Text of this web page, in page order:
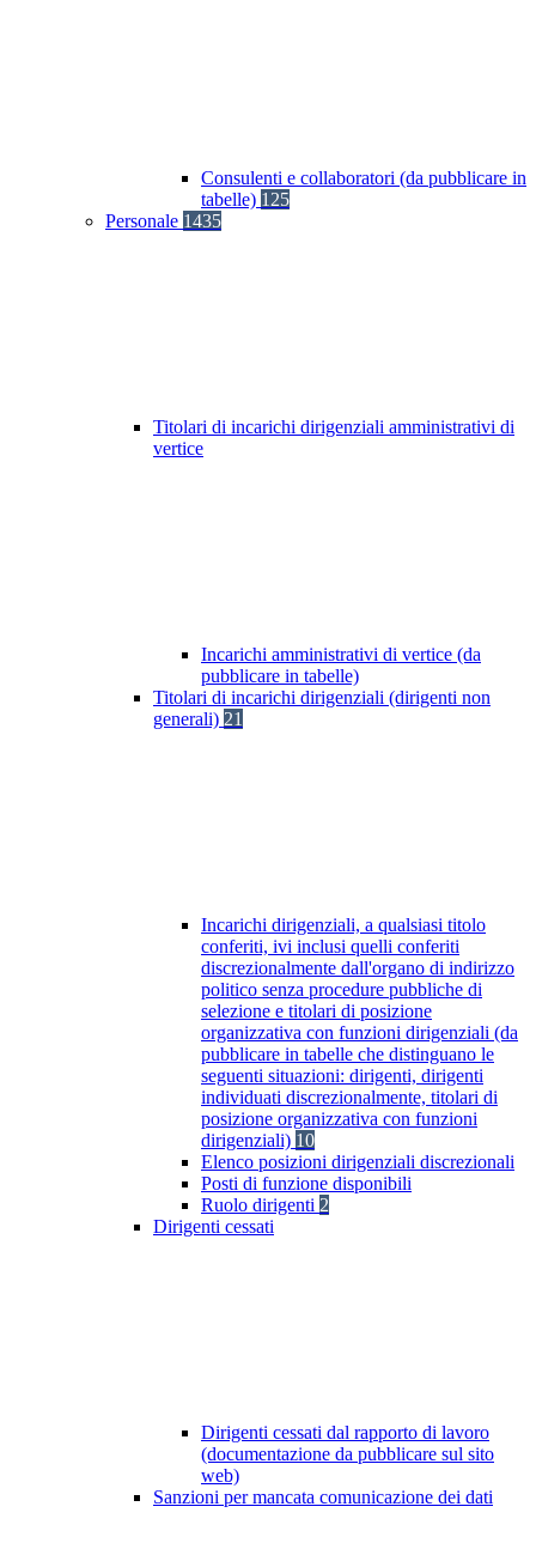
Consulenti e collaboratori (da pubblicare in
tabelle) 125
Personale 1435
Titolari di incarichi dirigenziali amministrativi di
vertice
Incarichi amministrativi di vertice (da
pubblicare in tabelle)
Titolari di incarichi dirigenziali (dirigenti non
generali) 21
Incarichi dirigenziali, a qualsiasi titolo
conferiti, ivi inclusi quelli conferiti
discrezionalmente dall'organo di indirizzo
politico senza procedure pubbliche di
selezione e titolari di posizione
organizzativa con funzioni dirigenziali (da
pubblicare in tabelle che distinguano le
seguenti situazioni: dirigenti, dirigenti
individuati discrezionalmente, titolari di
posizione organizzativa con funzioni
dirigenziali) 10
Elenco posizioni dirigenziali discrezionali
Posti di funzione disponibili
Ruolo dirigenti 2
Dirigenti cessati
Dirigenti cessati dal rapporto di lavoro
(documentazione da pubblicare sul sito
web)
Sanzioni per mancata comunicazione dei dati